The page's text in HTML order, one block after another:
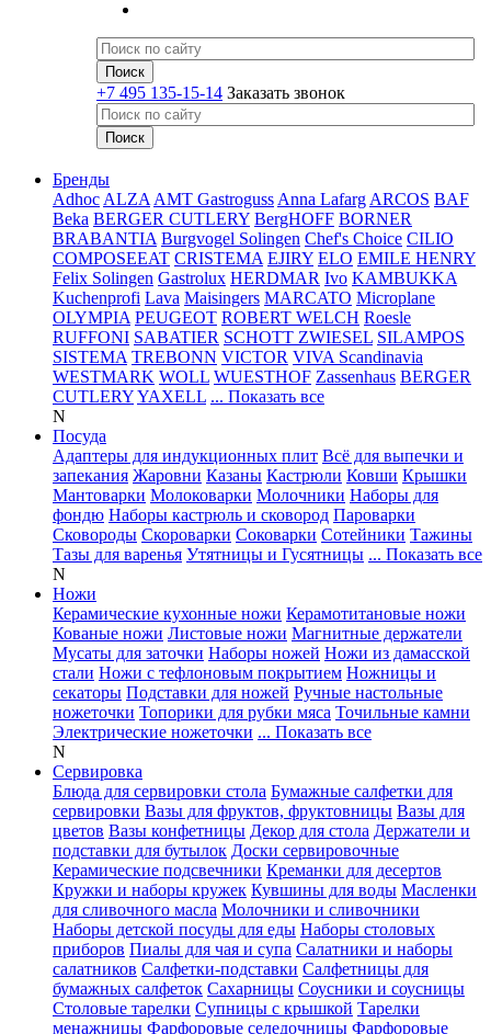
+7 495 135-15-14 Заказать звонок
Бренды
Adhoc ALZA AMT Gastroguss Anna Lafarg ARCOS BAF
Beka BERGER CUTLERY BergHOFF BORNER
BRABANTIA Burgvogel Solingen Chef's Choice CILIO
COMPOSEEAT CRISTEMA EJIRY ELO EMILE HENRY
Felix Solingen Gastrolux HERDMAR Ivo KAMBUKKA
Kuchenprofi Lava Maisingers MARCATO Microplane
OLYMPIA PEUGEOT ROBERT WELCH Roesle
RUFFONI SABATIER SCHOTT ZWIESEL SILAMPOS
SISTEMA TREBONN VICTOR VIVA Scandinavia
WESTMARK WOLL WUESTHOF Zassenhaus BERGER
CUTLERYYAXELL ... Показать все
N
Посуда
Адаптеры для индукционных плит Всё для выпечки и
запекания Жаровни Казаны Кастрюли Ковши Крышки
Мантоварки Молоковарки Молочники Наборы для
фондю Наборы кастрюль и сковород Пароварки
Сковороды Скороварки Соковарки Сотейники Тажины
Тазы для варенья Утятницы и Гусятницы ... Показать все
N
Ножи
Керамические кухонные ножи Керамотитановые ножи
Кованые ножи Листовые ножи Магнитные держатели
Мусаты для заточки Наборы ножей Ножи из дамасской
стали Ножи с тефлоновым покрытием Ножницы и
секаторы Подставки для ножей Ручные настольные
ножеточки Топорики для рубки мяса Точильные камни
Электрические ножеточки ... Показать все
N
Сервировка
Блюда для сервировки стола Бумажные салфетки для
сервировки Вазы для фруктов, фруктовницы Вазы для
цветов Вазы конфетницы Декор для стола Держатели и
подставки для бутылок Доски сервировочные
Керамические подсвечники Креманки для десертов
Кружки и наборы кружек Кувшины для воды Масленки
для сливочного масла Молочники и сливочники
Наборы детской посуды для еды Наборы столовых
приборов Пиалы для чая и супа Салатники и наборы
салатников Салфетки-подставки Салфетницы для
бумажных салфеток Сахарницы Соусники и соусницы
Столовые тарелки Супницы с крышкой Тарелки
менажницы Фарфоровые селедочницы Фарфоровые